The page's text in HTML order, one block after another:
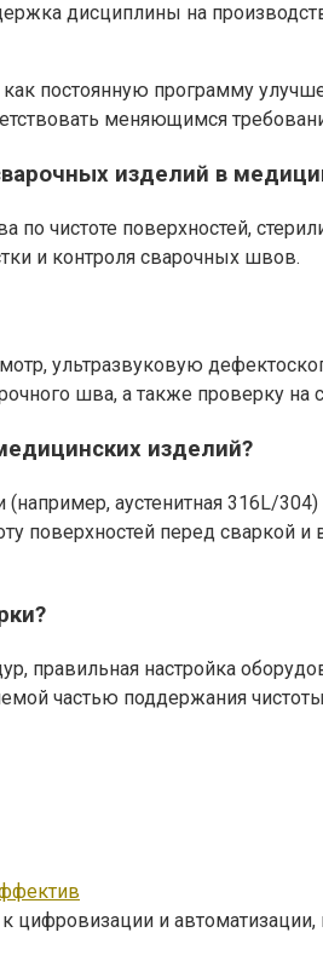
дисциплины на
постоянную программу
меняющимся
изделий в
чистоте поверхностей,
и контроля сварочных швов.
ультразвуковую
шва, а также проверку на
изделий?
аустенитная 316L/
поверхностей перед
правильная настройка
частью поддержания
цифровизации и